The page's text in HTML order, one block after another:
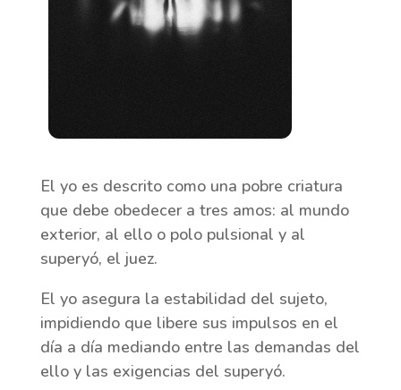
El yo es descrito como una pobre criatura
que debe obedecer a tres amos: al mundo
exterior, al ello o polo pulsional y al
superyó, el juez.
El yo asegura la estabilidad del sujeto,
impidiendo que libere sus impulsos en el
día a día mediando entre las demandas del
ello y las exigencias del superyó.